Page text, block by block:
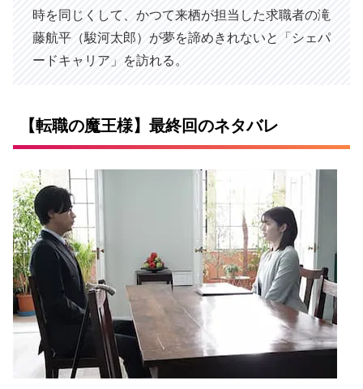
時を同じくして、かつて来栖が担当した求職者の滝
藤航平（駿河太郎）が夢を諦めきれないと「シェパ
ードキャリア」を訪れる。
【転職の魔王様】最終回のネタバレ